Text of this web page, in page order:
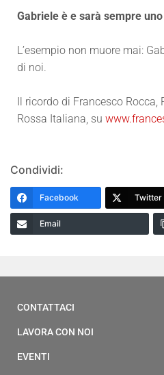
Gabriele è e sarà sempre
L’esempio non muore mai:
di noi.
Il ricordo di Francesco
Rossa Italiana, su
Condividi:
Facebook Twitter
Email
CONTATTACI
LAVORA CON NOI
EVENTI